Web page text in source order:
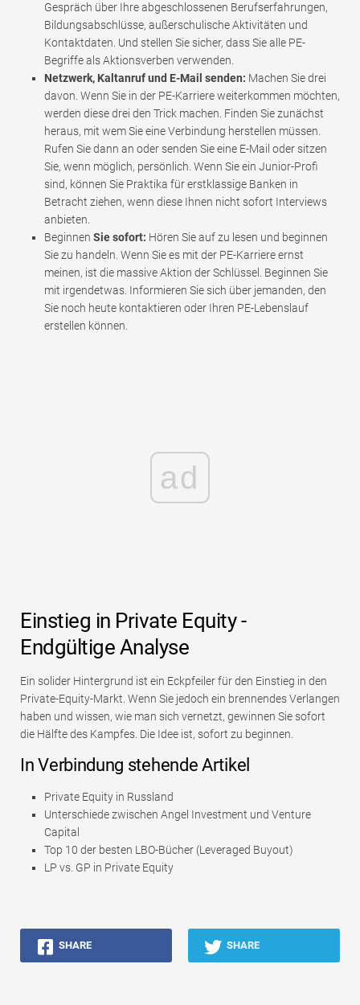
Gespräch über Ihre abgeschlossenen Berufserfahrungen,
Bildungsabschlüsse, außerschulische Aktivitäten und
Kontaktdaten. Und stellen Sie sicher, dass Sie alle PE-
Begriffe als Aktionsverben verwenden.
Netzwerk, Kaltanruf und E-Mail senden: Machen Sie drei
davon. Wenn Sie in der PE-Karriere weiterkommen möchten,
werden diese drei den Trick machen. Finden Sie zunächst
heraus, mit wem Sie eine Verbindung herstellen müssen.
Rufen Sie dann an oder senden Sie eine E-Mail oder sitzen
Sie, wenn möglich, persönlich. Wenn Sie ein Junior-Profi
sind, können Sie Praktika für erstklassige Banken in
Betracht ziehen, wenn diese Ihnen nicht sofort Interviews
anbieten.
Beginnen Sie sofort: Hören Sie auf zu lesen und beginnen
Sie zu handeln. Wenn Sie es mit der PE-Karriere ernst
meinen, ist die massive Aktion der Schlüssel. Beginnen Sie
mit irgendetwas. Informieren Sie sich über jemanden, den
Sie noch heute kontaktieren oder Ihren PE-Lebenslauf
erstellen können.
ad
Einstieg in Private Equity -
Endgültige Analyse
Ein solider Hintergrund ist ein Eckpfeiler für den Einstieg in den
Private-Equity-Markt. Wenn Sie jedoch ein brennendes Verlangen
haben und wissen, wie man sich vernetzt, gewinnen Sie sofort
die Hälfte des Kampfes. Die Idee ist, sofort zu beginnen.
In Verbindung stehende Artikel
Private Equity in Russland
Unterschiede zwischen Angel Investment und Venture
Capital
Top 10 der besten LBO-Bücher (Leveraged Buyout)
LP vs. GP in Private Equity
SHARE SHARE